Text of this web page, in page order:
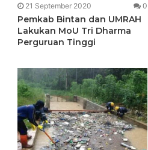
21 September 2020 0
Pemkab Bintan dan UMRAH
Lakukan MoU Tri Dharma
Perguruan Tinggi